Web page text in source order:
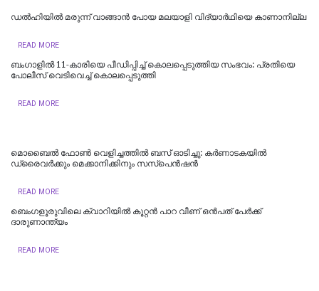
ഡല്‍ഹിയില്‍ മരുന്ന് വാങ്ങാൻ പോയ മലയാളി വിദ്യാർഥിയെ കാണാനില്ല
READ MORE
ബംഗാളിൽ 11-കാരിയെ പീഡിപ്പിച്ച് കൊലപ്പെടുത്തിയ സംഭവം: പ്രതിയെ
പോലീസ് വെടിവെച്ച് കൊലപ്പെടുത്തി
READ MORE
മൊബൈൽ ഫോൺ വെളിച്ചത്തിൽ ബസ് ഓടിച്ചു: കർണാടകയിൽ
ഡ്രൈവർക്കും മെക്കാനിക്കിനും സസ്പെൻഷൻ
READ MORE
ബെംഗളൂരുവിലെ ക്വാറിയിൽ കൂറ്റൻ പാറ വീണ് ഒൻപത് പേർക്ക്
ദാരുണാന്ത്യം
READ MORE